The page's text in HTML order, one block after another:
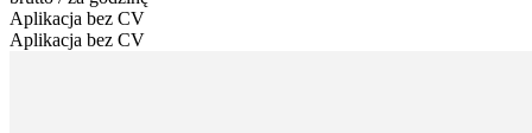
Aplikacja bez CV
Aplikacja bez CV